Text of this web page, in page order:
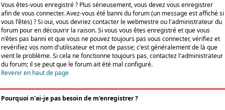
Vous êtes-vous enregistré ? Plus sérieusement, vous devez vous enregistrer
afin de vous connecter. Avez-vous été banni du forum (un message est affiché si
vous l'êtes) ? Si oui, vous devriez contacter le webmestre ou l'administrateur du
forum pour en découvrir la raison. Si vous vous êtes enregistré et que vous
n'êtes pas banni et que vous ne pouvez toujours pas vous connecter, vérifiez et
revérifiez vos nom d'utilisateur et mot de passe; c'est généralement de là que
vient le problème. Si cela ne fonctionne toujours pas, contactez l'administrateur
du forum; il se peut que le forum ait été mal configuré.
Revenir en haut de page
Pourquoi n'ai-je pas besoin de m'enregistrer ?